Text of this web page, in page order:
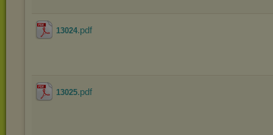
13024.pdf
13025.pdf